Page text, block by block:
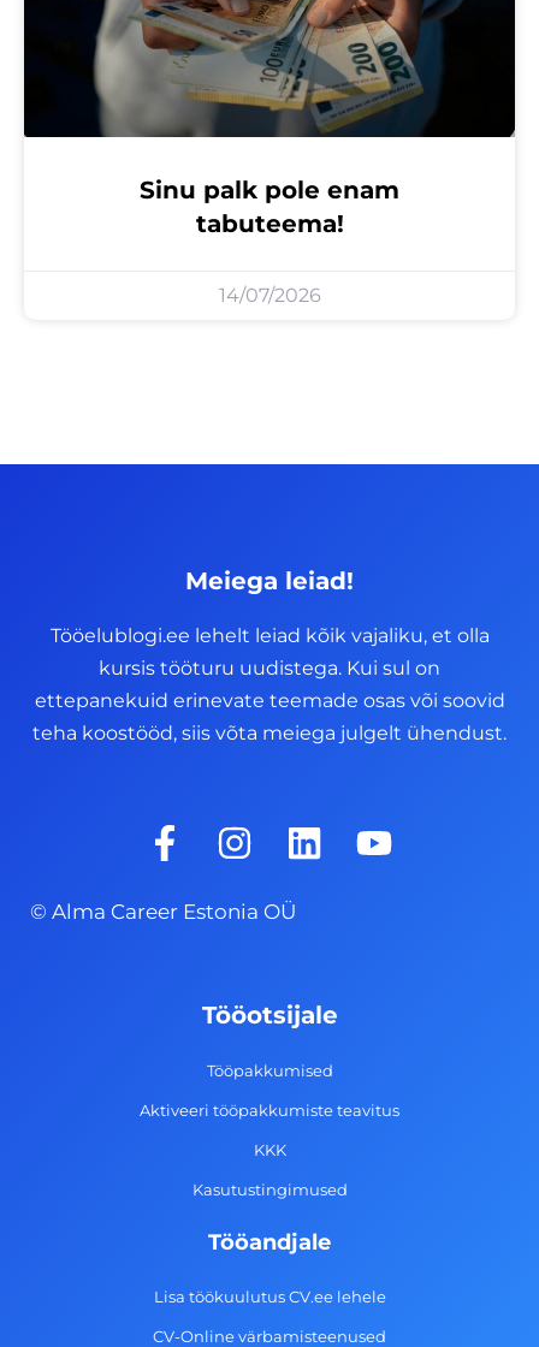
Sinu palk pole enam
tabuteema!
14/07/2026
Meiega leiad!
Tööelublogi.ee lehelt leiad kõik vajaliku, et olla
kursis tööturu uudistega. Kui sul on
ettepanekuid erinevate teemade osas või soovid
teha koostööd, siis võta meiega julgelt ühendust.
F
a
e
-
I
n
s
t
g
r
a
m
L
i
d
i
n
Y
o
© Alma Career Estonia OÜ
Tööotsijale
Tööpakkumised
Aktiveeri tööpakkumiste teavitus
KKK
Kasutustingimused
Tööandjale
Lisa töökuulutus CV.ee lehele
CV-Online värbamisteenused